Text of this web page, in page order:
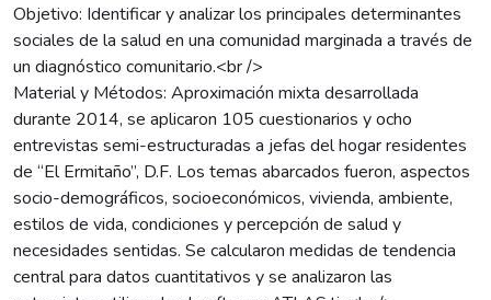
Objetivo: Identificar y analizar los principales determinantes
sociales de la salud en una comunidad marginada a través de
un diagnóstico comunitario.<br />
Material y Métodos: Aproximación mixta desarrollada
durante 2014, se aplicaron 105 cuestionarios y ocho
entrevistas semi-estructuradas a jefas del hogar residentes
de “El Ermitaño”, D.F. Los temas abarcados fueron, aspectos
socio-demográficos, socioeconómicos, vivienda, ambiente,
estilos de vida, condiciones y percepción de salud y
necesidades sentidas. Se calcularon medidas de tendencia
central para datos cuantitativos y se analizaron las